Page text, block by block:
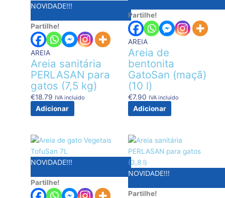
NOVIDADE!!!
Partilhe!
AREIA
Areia sanitária
PERLASAN para
gatos (7,5 kg)
€18.79 IVA incluido
Adicionar
Partilhe!
AREIA
Areia de
bentonita
GatoSan (maçã)
(10 l)
€7.90 IVA incluido
Adicionar
NOVIDADE!!!
Partilhe!
NOVIDADE!!!
Partilhe!